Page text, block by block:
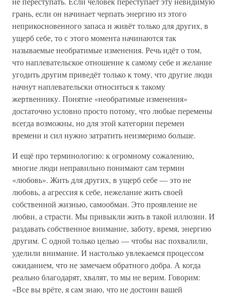
грань, если он начинает черпать энергию из этого
неприкосновенного запаса и живёт только для других, в
ущерб себе, то с этого момента начинаются так
называемые необратимые изменения. Речь идёт о том,
что наплевательское отношение к самому себе и желание
угодить другим приведёт только к тому, что другие люди
начнут наплевательски относиться к такому
жертвеннику. Понятие «необратимые изменения»
достаточно условно просто потому, что любые перемены
всегда возможны, но для этой категории перемен
времени и сил нужно затратить неизмеримо больше.
И ещё про терминологию: к огромному сожалению,
многие люди неправильно понимают сам термин
«любовь». Жить для других, в ущерб себе — это не
любовь, а агрессия к себе, нежелание жить своей
собственной жизнью, самообман. Это проявление не
любви, а страсти. Мы привыкли жить в такой иллюзии. И
раздавать собственное внимание, заботу, время, энергию
другим. С одной только целью — чтобы нас похвалили,
уделили внимание. И настолько увлекаемся процессом
ожиданием, что не замечаем обратного добра. А когда
реально благодарят, хвалят, то мы не верим. Говорим:
«Все вы врёте, я сам знаю, что не достоин вашей